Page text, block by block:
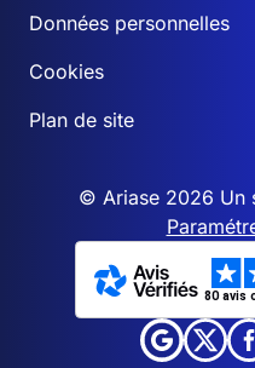
Données personnelles
Cookies
Plan de site
© Ariase 2026 Un
80 avis